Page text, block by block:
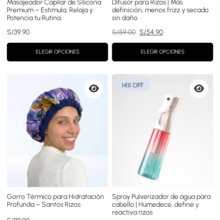
Masajeador Capilar de Silicona
Premium – Estimula, Relaja y
Potencia tu Rutina.
S/39.90
ELEGIR OPCIONES
Difusor para Rizos | Más
definición, menos frizz y secado
sin daño
S/59.00 El
precio
original
era:
S/54.90El
precio
actual
es:
ELEGIR OPCIONES
Vista
Gorro Térmico para Hidratación
Profunda – Santos Rizos
14% OFF
Vista
Spray Pulverizador de agua para
cabello | Humedece, define y
reactiva rizos